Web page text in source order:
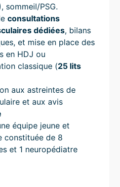
sommeil/PSG.
consultations
dédiées, bilans
et mise en place des
en HDJ ou
classique (25 lits
aux astreintes de
et aux avis
équipe jeune et
constituée de 8
et 1 neuropédiatre